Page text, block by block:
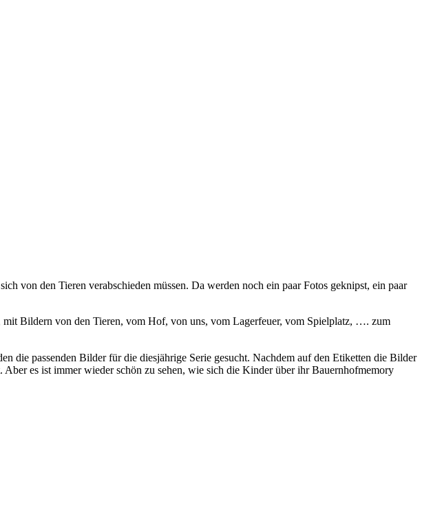
von den Tieren verabschieden müssen. Da werden noch ein paar Fotos geknipst, ein paar
mit Bildern von den Tieren, vom Hof, von uns, vom Lagerfeuer, vom Spielplatz, …. zum
die passenden Bilder für die diesjährige Serie gesucht. Nachdem auf den Etiketten die Bilder
es ist immer wieder schön zu sehen, wie sich die Kinder über ihr Bauernhofmemory